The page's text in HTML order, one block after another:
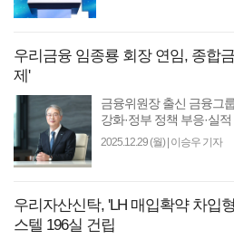
우리금융 임종룡 회장 연임, 종합
제'
금융위원장 출신 금융그
강화·정부 정책 부응·실적
융지주 차기 회장 최종 후
2025.12.29 (월)| 이승우 기자
우리자산신탁, 'LH 매입확약 차입
스텔 196실 건립